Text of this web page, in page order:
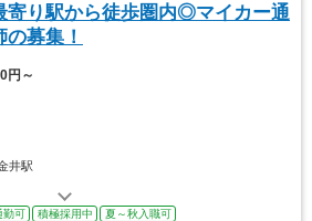
寄り駅から徒歩圏内◎マイカー通
募集！
円～
井駅
勤可 積極採用中 夏～秋入職可